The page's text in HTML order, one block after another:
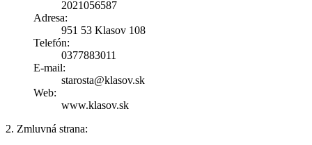
2021056587
Adresa:
951 53 Klasov 108
Telefón:
0377883011
E-mail:
starosta@klasov.sk
Web:
www.klasov.sk
2. Zmluvná strana: